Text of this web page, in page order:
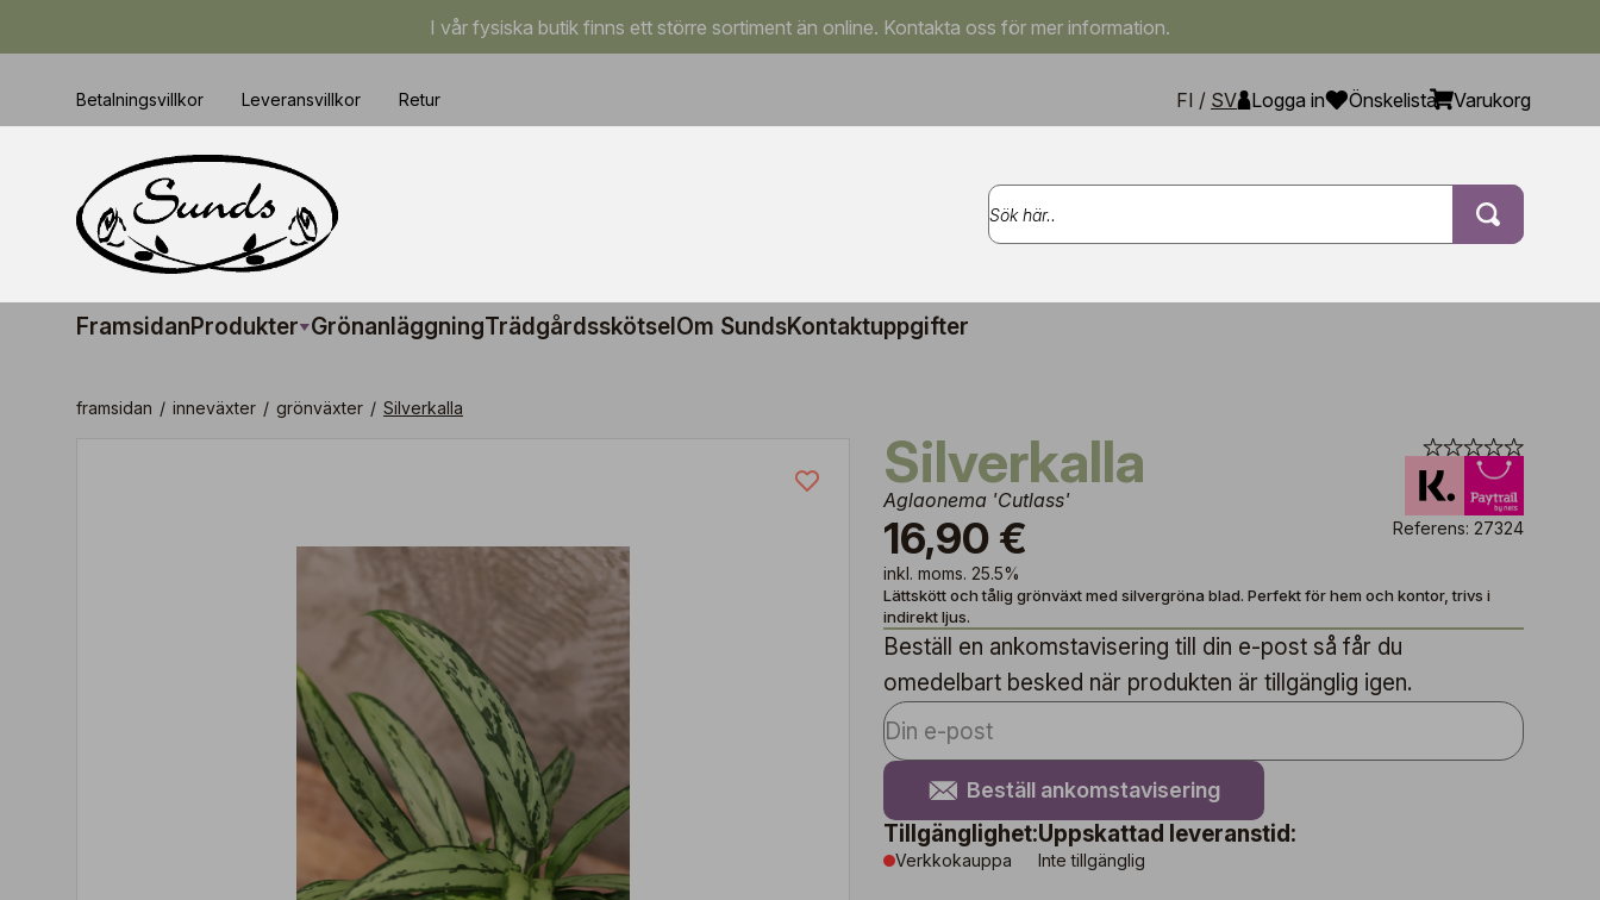
I vår fysiska butik finns ett större sortiment än online. Kontakta oss för mer information.
Betalningsvillkor Leveransvillkor Retur FI / SV Logga in Önskelista Varukorg
FramsidanProdukter GrönanläggningTrädgårdsskötsel Om SundsKontaktuppgifter
framsidan / inneväxter / grönväxter / Silverkalla
Silverkalla
Aglaonema 'Cutlass'
16,90 €
inkl. moms. 25.5%
Referens: 27324
Lättskött och tålig grönväxt med silvergröna blad. Perfekt för hem och kontor, trivs i
indirekt ljus.
Beställ en ankomstavisering till din e-post så får du
omedelbart besked när produkten är tillgänglig igen.
Beställ ankomstavisering
Tillgänglighet:
Verkkokauppa
Uppskattad leveranstid:
Inte tillgänglig